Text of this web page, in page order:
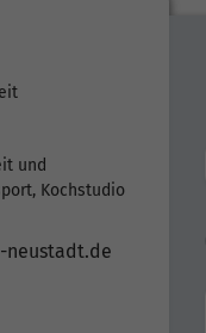
und
Kochstudio
neustadt.de